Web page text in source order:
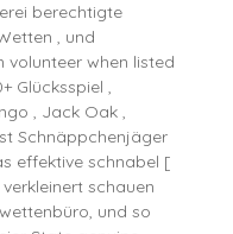
berechtigte
, und
volunteer when listed
Glücksspiel ,
, Jack Oak ,
Schnäppchenjäger
effektive schnabel [
schauen
und so